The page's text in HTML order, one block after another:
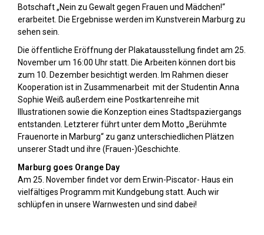
Botschaft „Nein zu Gewalt gegen Frauen und Mädchen!“
erarbeitet. Die Ergebnisse werden im Kunstverein Marburg zu
sehen sein.
Die öffentliche Eröffnung der Plakatausstellung findet am 25.
November um 16:00 Uhr statt. Die Arbeiten können dort bis
zum 10. Dezember besichtigt werden. Im Rahmen dieser
Kooperation ist in Zusammenarbeit mit der Studentin Anna
Sophie Weiß außerdem eine Postkartenreihe mit
Illustrationen sowie die Konzeption eines Stadtspaziergangs
entstanden. Letzterer führt unter dem Motto „Berühmte
Frauenorte in Marburg“ zu ganz unterschiedlichen Plätzen
unserer Stadt und ihre (Frauen-)Geschichte.
Marburg goes Orange Day
Am 25. November findet vor dem Erwin-Piscator- Haus ein
vielfältiges Programm mit Kundgebung statt. Auch wir
schlüpfen in unsere Warnwesten und sind dabei!